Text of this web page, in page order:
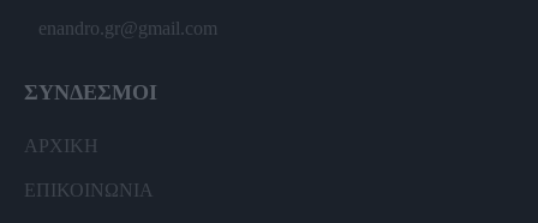
enandro.gr@gmail.com
ΣΥΝΔΕΣΜΟΙ
ΑΡΧΙΚΗ
ΕΠΙΚΟΙΝΩΝΙΑ